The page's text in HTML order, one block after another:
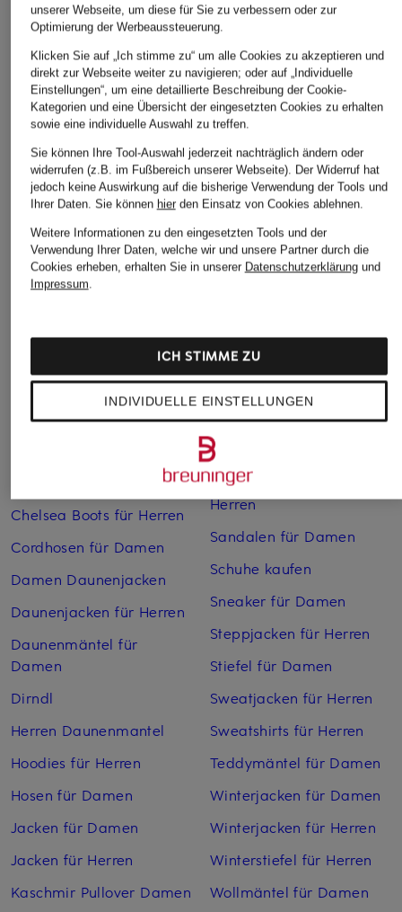
sloggi
2er-Pack Taillenslips
GO SENSE
24,95 €
SCHIESSER
2er-Pack Panties
MODAL ESSENTIALS
24,95 €
2er-Pack Panties
DREAM INVISIBLE
23,99 €
Weitere Kategorien
Bikinis Damen
Boots für Damen
Chelsea Boots für Damen
Chelsea Boots für Herren
Cordhosen für Damen
Damen Daunenjacken
Daunenjacken für Herren
Daunenmäntel für
Damen
Dirndl
Herren Daunenmantel
Hoodies für Herren
Hosen für Damen
Jacken für Damen
Jacken für Herren
Kaschmir Pullover Damen
Mäntel für Herren
Pullover für Damen
Pullover für Herren
Rollkragenpullover für
Herren
Sandalen für Damen
Schuhe kaufen
Sneaker für Damen
Steppjacken für Herren
Stiefel für Damen
Sweatjacken für Herren
Sweatshirts für Herren
Teddymäntel für Damen
Winterjacken für Damen
Winterjacken für Herren
Winterstiefel für Herren
Wollmäntel für Damen
unserer Webseite, um diese für Sie zu verbessern oder zur
Optimierung der Werbeaussteuerung.
Klicken Sie auf „Ich stimme zu“ um alle Cookies zu akzeptieren und
direkt zur Webseite weiter zu navigieren; oder auf „Individuelle
Einstellungen“, um eine detaillierte Beschreibung der Cookie-
Kategorien und eine Übersicht der eingesetzten Cookies zu erhalten
sowie eine individuelle Auswahl zu treffen.
Sie können Ihre Tool-Auswahl jederzeit nachträglich ändern oder
widerrufen (z.B. im Fußbereich unserer Webseite). Der Widerruf hat
jedoch keine Auswirkung auf die bisherige Verwendung der Tools und
Ihrer Daten. Sie können hierden Einsatz von Cookies ablehnen.
Weitere Informationen zu den eingesetzten Tools und der
Verwendung Ihrer Daten, welche wir und unsere Partner durch die
Cookies erheben, erhalten Sie in unserer Datenschutzerklärungund
Impressum.
INDIVIDUELLE EINSTELLUNGEN
ICH STIMME ZU